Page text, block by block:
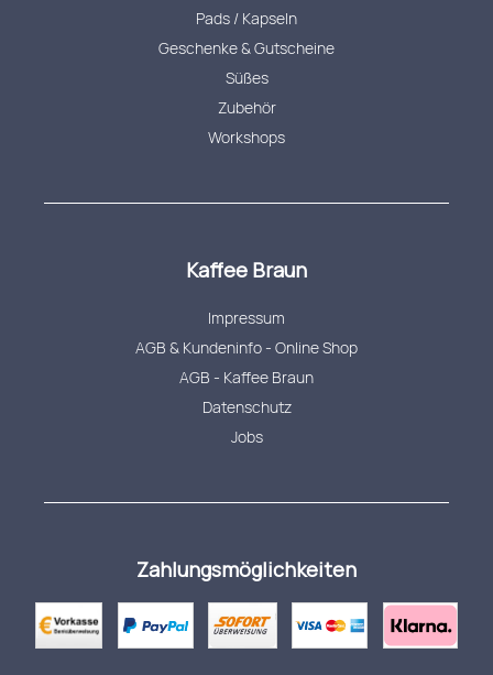
Pads / Kapseln
Geschenke & Gutscheine
Süßes
Zubehör
Workshops
Kaffee Braun
Impressum
AGB & Kundeninfo - Online Shop
AGB - Kaffee Braun
Datenschutz
Jobs
Zahlungsmöglichkeiten